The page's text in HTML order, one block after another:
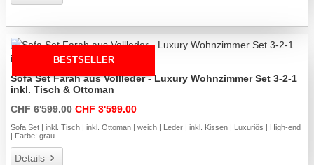
BESTSELLER
Sofa Set Farah aus Vollleder - Luxury Wohnzimmer Set 3-2-1
inkl. Tisch & Ottoman
CHF 6'599.00CHF 3'599.00
Sofa Set | inkl. Tisch | inkl. Ottoman | weich | Leder | inkl. Kissen | Luxuriös | High-end
| Farbe: grau
Details